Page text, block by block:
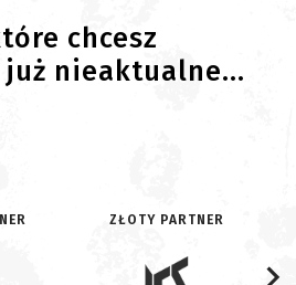
chcesz
nieaktualne...
ZŁOTY PARTNER